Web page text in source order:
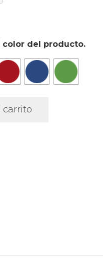
color del producto.
carrito